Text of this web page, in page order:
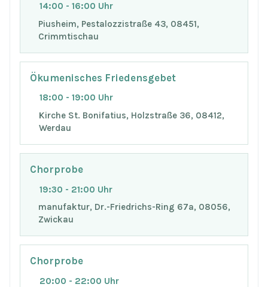
14:00 - 16:00 Uhr
Piusheim, Pestalozzistraße 43, 08451,
Crimmtischau
Ökumenisches Friedensgebet
18:00 - 19:00 Uhr
Kirche St. Bonifatius, Holzstraße 36, 08412,
Werdau
Chorprobe
19:30 - 21:00 Uhr
manufaktur, Dr.-Friedrichs-Ring 67a, 08056,
Zwickau
Chorprobe
20:00 - 22:00 Uhr